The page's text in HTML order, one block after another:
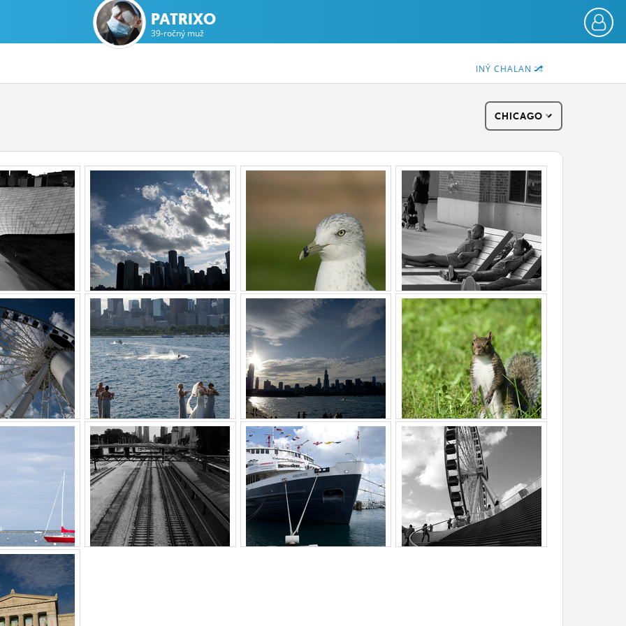
PATRIXO
39-ročný muž
INÝ CHALAN
CHICAGO